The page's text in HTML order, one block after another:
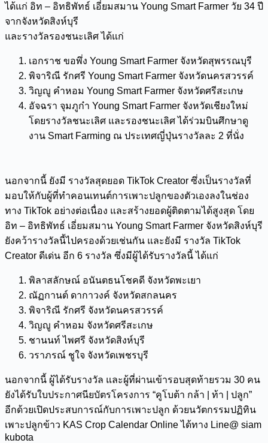
ได้แก่ อิท – อิทธิพัทธ์ เอี่ยมสมาน Young Smart Farmer วัย 34 ปี
จากจังหวัดสิงห์บุรี
และรางวัลรองชนะเลิศ ได้แก่
เอกราช ขอพึ่ง Young Smart Farmer จังหวัดสุพรรณบุรี
พิจาริณี รักศรี Young Smart Farmer จังหวัดนครสวรรค์
วิญญู คำหอม Young Smart Farmer จังหวัดศรีสะเกษ
อัจฉรา จุมภูก๋า Young Smart Farmer จังหวัดเชียงใหม่
โดยรางวัลชนะเลิศ และรองชนะเลิศ ได้ร่วมบินศึกษาดู
งาน Smart Farming ณ ประเทศญี่ปุ่นรางวัลละ 2 ที่นั่ง
นอกจากนี้ ยังมี รางวัลสุดยอด TikTok Creator ซึ่งเป็นรางวัลที่
มอบให้กับผู้ที่ทำคอนเทนต์การเพาะปลูกของตัวเองลงในช่อง
ทาง TikTok อย่างต่อเนื่อง และสร้างยอดผู้ติดตามได้สูงสุด โดย
อิท – อิทธิพัทธ์ เอี่ยมสมาน Young Smart Farmer จังหวัดสิงห์บุรี
ยังคว้ารางวัลนี้ไปครองด้วยเช่นกัน และยังมี รางวัล TikTok
Creator ดีเด่น อีก 6 รางวัล ซึ่งมีผู้ได้รับรางวัลนี้ ได้แก่
พิลาสลักษณ์ อนันตธนโชคดี จังหวัดพะเยา
ณัฏกานต์ ดากาวงค์ จังหวัดสกลนคร
พิจาริณี รักศรี จังหวัดนครสวรรค์
วิญญู คำหอม จังหวัดศรีสะเกษ
ชานนท์ ไพศรี จังหวัดสิงห์บุรี
วราภรณ์ ชูใจ จังหวัดเพชรบุรี
นอกจากนี้ ผู้ได้รับรางวัล และผู้ที่ผ่านเข้ารอบสุดท้ายรวม 30 คน
ยังได้รับใบประกาศนียบัตรโครงการ “คูโบต้า กล้า | ท้า | ปลูก”
อีกด้วยเปิดประสบการณ์กับการเพาะปลูก ด้วยนวัตกรรมปฏิทิน
เพาะปลูกข้าว KAS Crop Calendar Online ได้ทาง Line@ siam
kubota